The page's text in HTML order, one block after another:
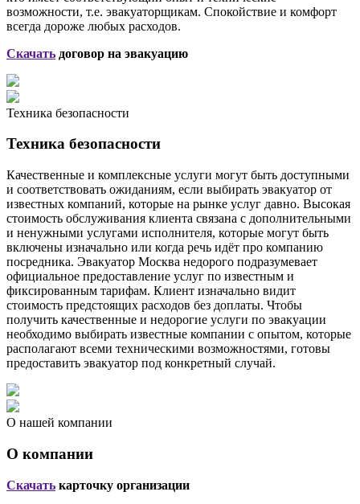
возможности, т.е. эвакуаторщикам. Спокойствие и комфорт
всегда дороже любых расходов.
Скачать договор на эвакуацию
Техника безопасности
Техника безопасности
Качественные и комплексные услуги могут быть доступными
и соответствовать ожиданиям, если выбирать эвакуатор от
известных компаний, которые на рынке услуг давно. Высокая
стоимость обслуживания клиента связана с дополнительными
и ненужными услугами исполнителя, которые могут быть
включены изначально или когда речь идёт про компанию
посредника. Эвакуатор Москва недорого подразумевает
официальное предоставление услуг по известным и
фиксированным тарифам. Клиент изначально видит
стоимость предстоящих расходов без доплаты. Чтобы
получить качественные и недорогие услуги по эвакуации
необходимо выбирать известные компании с опытом, которые
располагают всеми техническими возможностями, готовы
предоставить эвакуатор под конкретный случай.
О нашей компании
О компании
Скачать карточку организации